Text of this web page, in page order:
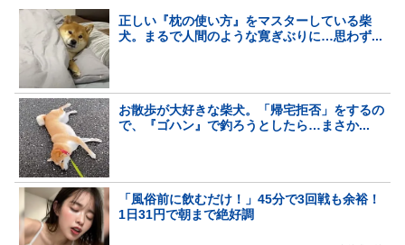
正しい『枕の使い方』をマスターしている柴
犬。まるで人間のような寛ぎぶりに…思わず...
お散歩が大好きな柴犬。「帰宅拒否」をするの
で、『ゴハン』で釣ろうとしたら…まさか...
「風俗前に飲むだけ！」45分で3回戦も余裕！
1日31円で朝まで絶好調